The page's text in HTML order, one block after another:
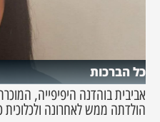
כל הברכות
אביבית בוהדנה היפיפייה,
הולדתה ממש לאחרונה ולכלוכית